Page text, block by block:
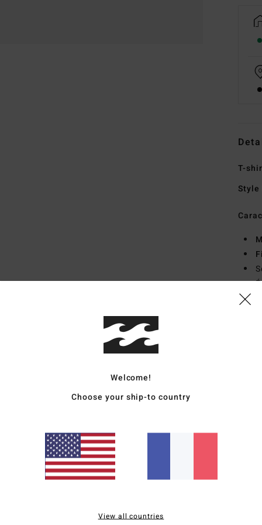
T-
Style
Note moyenne
5.0
Welcome!
Choose your ship-to country
View all countries